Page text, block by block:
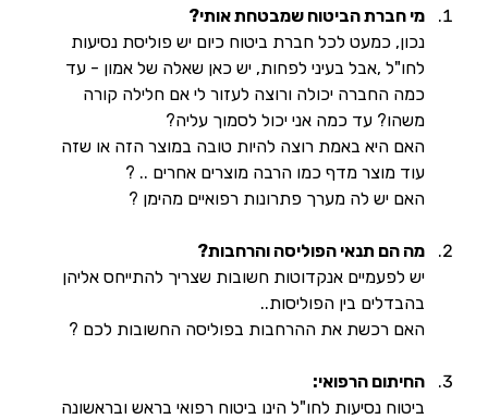
מי חברת הביטוח שמבטחת אותי?
נכון, כמעט לכל חברת ביטוח כיום יש פוליסת נסיעות
לחו"ל ,אבל בעיני לפחות, יש כאן שאלה של אמון - עד
כמה החברה יכולה ורוצה לעזור לי אם חלילה קורה
משהו? עד כמה אני יכול לסמוך עליה?
האם היא באמת רוצה להיות טובה במוצר הזה או שזה
עוד מוצר מדף כמו הרבה מוצרים אחרים .. ?
האם יש לה מערך פתרונות רפואיים מהימן ?
מה הם תנאי הפוליסה והרחבות?
יש לפעמיים אנקדוטות חשובות שצריך להתייחס אליהן
בהבדלים בין הפוליסות..
האם רכשת את ההרחבות בפוליסה החשובות לכם ?
החיתום הרפואי:
ביטוח נסיעות לחו"ל הינו ביטוח רפואי בראש ובראשונה